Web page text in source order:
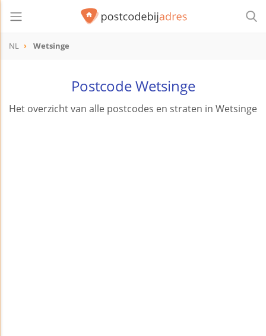
NL Wetsinge
Postcode Wetsinge
Het overzicht van alle postcodes en straten in Wetsinge